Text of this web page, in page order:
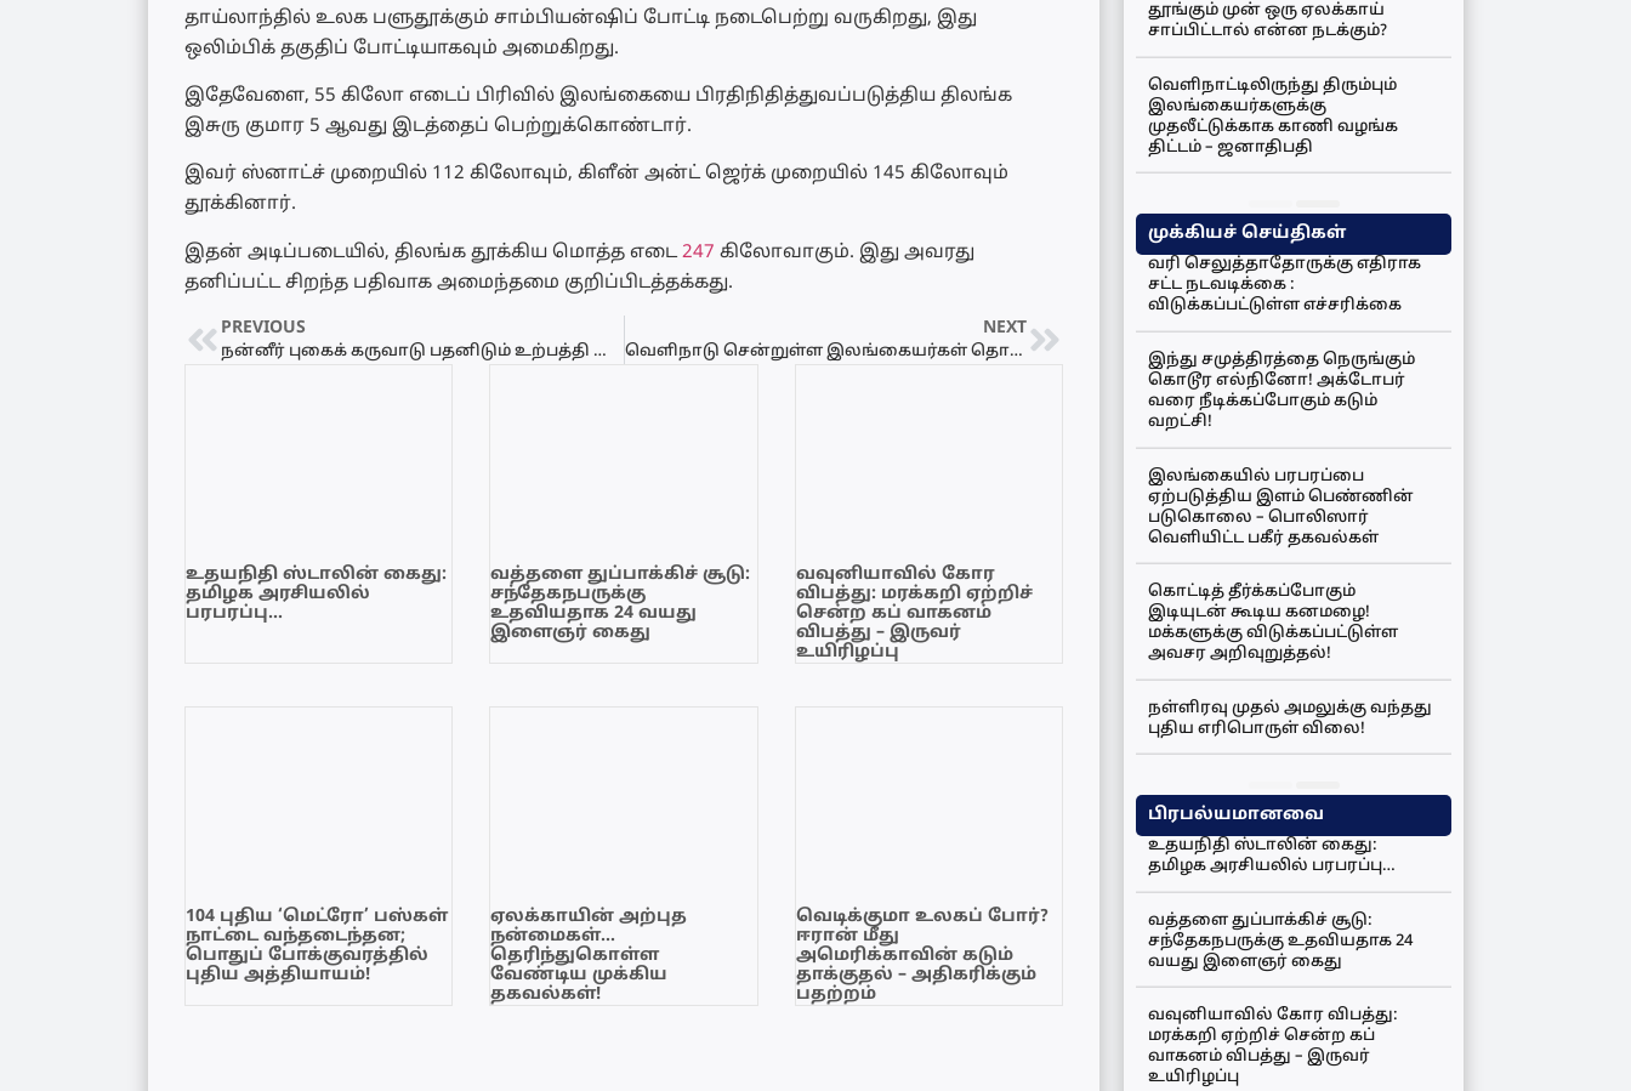
தாய்லாந்தில் உலக பளுதூக்கும் சாம்பியன்ஷிப் போட்டி நடைபெற்று வருகிறது, இது
ஒலிம்பிக் தகுதிப் போட்டியாகவும் அமைகிறது.
இதேவேளை, 55 கிலோ எடைப் பிரிவில் இலங்கையை பிரதிநிதித்துவப்படுத்திய திலங்க
இசுரு குமார 5 ஆவது இடத்தைப் பெற்றுக்கொண்டார்.
இவர் ஸ்னாட்ச் முறையில் 112 கிலோவும், கிளீன் அன்ட் ஜெர்க் முறையில் 145 கிலோவும்
தூக்கினார்.
இதன் அடிப்படையில், திலங்க தூக்கிய மொத்த எடை247 கிலோவாகும். இது அவரது
தனிப்பட்ட சிறந்த பதிவாக அமைந்தமை குறிப்பிடத்தக்கது.
PREVIOUS
நன்னீர் புகைக் கருவாடு பதனிடும் உற்பத்தி நிலையம் திறந்து வைப்பு
NEXT
வெளிநாடு சென்றுள்ள இலங்கையர்கள் தொடர்பில் வெளியான அறிவிப்பு..!
உதயநிதி ஸ்டாலின் கைது:
தமிழக அரசியலில்
பரபரப்பு…
வத்தளை துப்பாக்கிச் சூடு:
சந்தேகநபருக்கு
உதவியதாக 24 வயது
இளைஞர் கைது
வவுனியாவில் கோர
விபத்து: மரக்கறி ஏற்றிச்
சென்ற கப் வாகனம்
விபத்து – இருவர்
உயிரிழப்பு
104 புதிய ‘மெட்ரோ’ பஸ்கள்
நாட்டை வந்தடைந்தன;
பொதுப் போக்குவரத்தில்
புதிய அத்தியாயம்!
ஏலக்காயின் அற்புத
நன்மைகள்…
தெரிந்துகொள்ள
வேண்டிய முக்கிய
தகவல்கள்!
வெடிக்குமா உலகப் போர்?
ஈரான் மீது
அமெரிக்காவின் கடும்
தாக்குதல் – அதிகரிக்கும்
பதற்றம்
தூங்கும் முன் ஒரு ஏலக்காய்
சாப்பிட்டால் என்ன நடக்கும்?
வெளிநாட்டிலிருந்து திரும்பும்
இலங்கையர்களுக்கு
முதலீட்டுக்காக காணி வழங்க
திட்டம் – ஜனாதிபதி
முக்கியச் செய்திகள்
வரி செலுத்தாதோருக்கு எதிராக
சட்ட நடவடிக்கை :
விடுக்கப்பட்டுள்ள எச்சரிக்கை
இந்து சமுத்திரத்தை நெருங்கும்
கொடூர எல்நினோ! அக்டோபர்
வரை நீடிக்கப்போகும் கடும்
வறட்சி!
இலங்கையில் பரபரப்பை
ஏற்படுத்திய இளம் பெண்ணின்
படுகொலை – பொலிஸார்
வெளியிட்ட பகீர் தகவல்கள்
கொட்டித் தீர்க்கப்போகும்
இடியுடன் கூடிய கனமழை!
மக்களுக்கு விடுக்கப்பட்டுள்ள
அவசர அறிவுறுத்தல்!
நள்ளிரவு முதல் அமலுக்கு வந்தது
புதிய எரிபொருள் விலை!
பிரபல்யமானவை
உதயநிதி ஸ்டாலின் கைது:
தமிழக அரசியலில் பரபரப்பு…
வத்தளை துப்பாக்கிச் சூடு:
சந்தேகநபருக்கு உதவியதாக 24
வயது இளைஞர் கைது
வவுனியாவில் கோர விபத்து:
மரக்கறி ஏற்றிச் சென்ற கப்
வாகனம் விபத்து – இருவர்
உயிரிழப்பு